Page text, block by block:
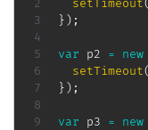
setTimeout(
}) ;
var p2 = new
setTimeout(
}) ;
var p3 = new